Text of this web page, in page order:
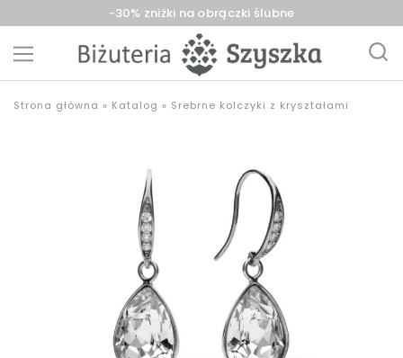
-30% zniżki na obrączki ślubne
Szyszka
z
Strona główna » Katalog » Srebrne kolczyki z kryształami